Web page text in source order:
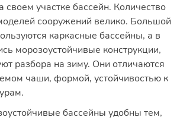
своем участке бассейн. Количество
сооружений велико. Большой
каркасные бассейны, а в
морозоустойчивые конструкции,
разбора на зиму. Они отличаются
чаши, формой, устойчивостью к
бассейны удобны тем,